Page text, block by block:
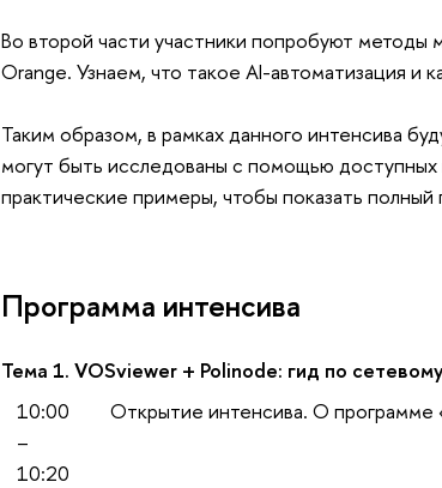
Во второй части участники попробуют методы
Orange. Узнаем, что такое AI-автоматизация
Таким образом, в рамках данного интенсива
могут быть исследованы с помощью
практические примеры, чтобы показать
Программа интенсива
Тема 1. VOSviewer + Polinode: гид по
10:00
–
10:20
Открытие интенсива. О программе